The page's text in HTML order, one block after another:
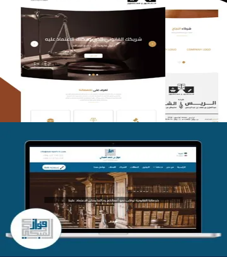
الريس والشعلان للمحاماة
التفاصيل
موقع فواز المبكي للمحاماة
التفاصيل